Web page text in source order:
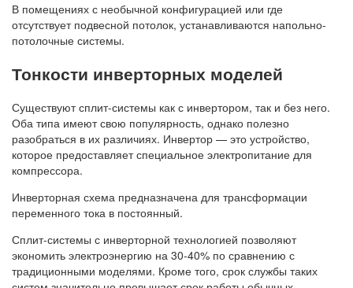
В помещениях с необычной конфигурацией или где
отсутствует подвесной потолок, устанавливаются напольно-
потолочные системы.
Тонкости инверторных моделей
Существуют сплит-системы как с инвертором, так и без него.
Оба типа имеют свою популярность, однако полезно
разобраться в их различиях. Инвертор — это устройство,
которое предоставляет специальное электропитание для
компрессора.
Инверторная схема предназначена для трансформации
переменного тока в постоянный.
Сплит-системы с инверторной технологией позволяют
экономить электроэнергию на 30-40% по сравнению с
традиционными моделями. Кроме того, срок службы таких